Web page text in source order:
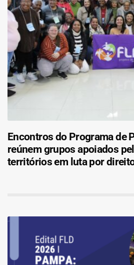
Encontros do Programa de
reúnem grupos apoiados
territórios em luta por